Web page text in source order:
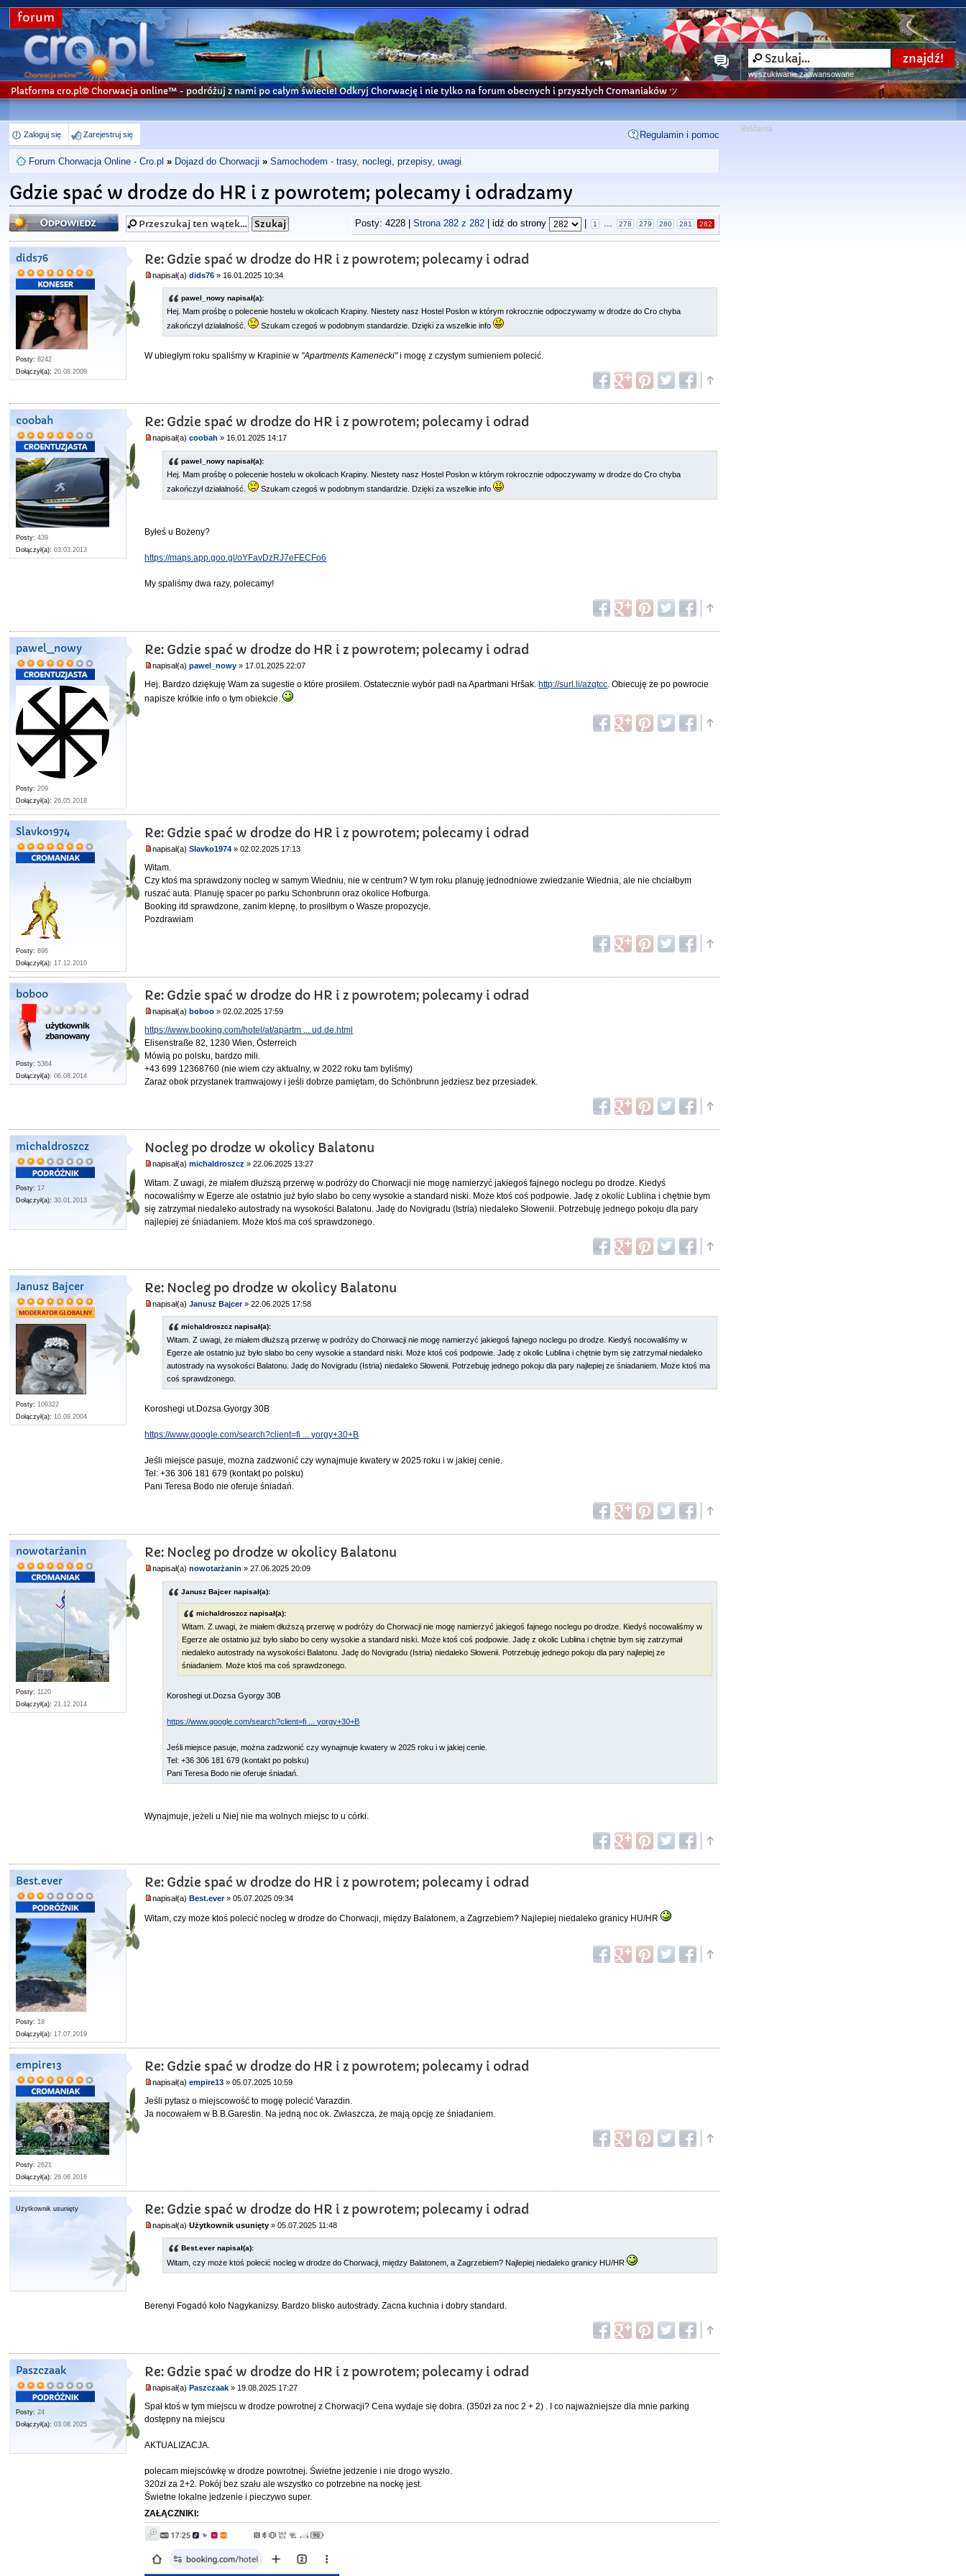
forum
wyszukiwanie zaawansowane
Platforma cro.pl© Chorwacja online™ - podróżuj z nami po całym świecie! Odkryj Chorwację i nie tylko na forum obecnych i przyszłych Cromaniaków ツ
Zaloguj się Zarejestruj się Regulamin i pomoc
Forum Chorwacja Online - Cro.pl » Dojazd do Chorwacji » Samochodem - trasy, noclegi, przepisy, uwagi
Gdzie spać w drodze do HR i z powrotem; polecamy i odradzamy
Odpowiedz Posty: 4228 | Strona 282z 282| idź do strony 1 ... 278 279 280 281 282
dids76
Posty: 8242
Dołączył(a): 20.08.2008
Re: Gdzie spać w drodze do HR i z powrotem; polecamy i odrad
napisał(a)dids76 » 16.01.2025 10:34
pawel_nowy napisał(a):
Hej. Mam prośbę o polecenie hostelu w okolicach Krapiny. Niestety nasz Hostel Poslon w którym rokrocznie odpoczywamy w drodze do Cro chyba
zakończył działalność.
Szukam czegoś w podobnym standardzie. Dzięki za wszelkie info
W ubiegłym roku spaliśmy w Krapinie w "Apartments Kamenecki"i mogę z czystym sumieniem polecić.
coobah
Posty: 439
Dołączył(a): 03.03.2013
Re: Gdzie spać w drodze do HR i z powrotem; polecamy i odrad
napisał(a)coobah » 16.01.2025 14:17
pawel_nowy napisał(a):
Hej. Mam prośbę o polecenie hostelu w okolicach Krapiny. Niestety nasz Hostel Poslon w którym rokrocznie odpoczywamy w drodze do Cro chyba
zakończył działalność.
Szukam czegoś w podobnym standardzie. Dzięki za wszelkie info
Byłeś u Bożeny?
https://maps.app.goo.gl/oYFavDzRJ7eFECFo6
My spaliśmy dwa razy, polecamy!
pawel_nowy
Posty: 209
Dołączył(a): 26.05.2018
Re: Gdzie spać w drodze do HR i z powrotem; polecamy i odrad
napisał(a)pawel_nowy » 17.01.2025 22:07
Hej. Bardzo dziękuję Wam za sugestie o które prosiłem. Ostatecznie wybór padł na Apartmani Hršak. http://surl.li/azqtcc. Obiecuję że po powrocie
napisze krótkie info o tym obiekcie.
Slavko1974
Posty: 896
Dołączył(a): 17.12.2010
Re: Gdzie spać w drodze do HR i z powrotem; polecamy i odrad
napisał(a)Slavko1974 » 02.02.2025 17:13
Witam.
Czy ktoś ma sprawdzony nocleg w samym Wiedniu, nie w centrum? W tym roku planuję jednodniowe zwiedzanie Wiednia, ale nie chciałbym
ruszać auta. Planuję spacer po parku Schonbrunn oraz okolice Hofburga.
Booking itd sprawdzone, zanim klepnę, to prosiłbym o Wasze propozycje.
Pozdrawiam
boboo
Posty: 5364
Dołączył(a): 06.08.2014
Re: Gdzie spać w drodze do HR i z powrotem; polecamy i odrad
napisał(a)boboo » 02.02.2025 17:59
https://www.booking.com/hotel/at/apartm ... ud.de.html
Elisenstraße 82, 1230 Wien, Österreich
Mówią po polsku, bardzo mili.
+43 699 12368760 (nie wiem czy aktualny, w 2022 roku tam byliśmy)
Zaraz obok przystanek tramwajowy i jeśli dobrze pamiętam, do Schönbrunn jedziesz bez przesiadek.
michaldroszcz
Posty: 17
Dołączył(a): 30.01.2013
Nocleg po drodze w okolicy Balatonu
napisał(a)michaldroszcz » 22.06.2025 13:27
Witam. Z uwagi, że miałem dłuższą przerwę w podróży do Chorwacji nie mogę namierzyć jakiegoś fajnego noclegu po drodze. Kiedyś
nocowaliśmy w Egerze ale ostatnio już było słabo bo ceny wysokie a standard niski. Może ktoś coś podpowie. Jadę z okolic Lublina i chętnie bym
się zatrzymał niedaleko autostrady na wysokości Balatonu. Jadę do Novigradu (Istria) niedaleko Słowenii. Potrzebuję jednego pokoju dla pary
najlepiej ze śniadaniem. Może ktoś ma coś sprawdzonego.
Janusz Bajcer
Posty: 109322
Dołączył(a): 10.09.2004
Re: Nocleg po drodze w okolicy Balatonu
napisał(a)Janusz Bajcer» 22.06.2025 17:58
michaldroszcz napisał(a):
Witam. Z uwagi, że miałem dłuższą przerwę w podróży do Chorwacji nie mogę namierzyć jakiegoś fajnego noclegu po drodze. Kiedyś nocowaliśmy w
Egerze ale ostatnio już było słabo bo ceny wysokie a standard niski. Może ktoś coś podpowie. Jadę z okolic Lublina i chętnie bym się zatrzymał niedaleko
autostrady na wysokości Balatonu. Jadę do Novigradu (Istria) niedaleko Słowenii. Potrzebuję jednego pokoju dla pary najlepiej ze śniadaniem. Może ktoś ma
coś sprawdzonego.
Koroshegi ut.Dozsa Gyorgy 30B
https://www.google.com/search?client=fi ... yorgy+30+B
Jeśli miejsce pasuje, można zadzwonić czy wynajmuje kwatery w 2025 roku i w jakiej cenie.
Tel: +36 306 181 679 (kontakt po polsku)
Pani Teresa Bodo nie oferuje śniadań.
nowotarżanin
Posty: 1120
Dołączył(a): 21.12.2014
Re: Nocleg po drodze w okolicy Balatonu
napisał(a)nowotarżanin » 27.06.2025 20:09
Janusz Bajcer napisał(a):
michaldroszcz napisał(a):
Witam. Z uwagi, że miałem dłuższą przerwę w podróży do Chorwacji nie mogę namierzyć jakiegoś fajnego noclegu po drodze. Kiedyś nocowaliśmy w
Egerze ale ostatnio już było słabo bo ceny wysokie a standard niski. Może ktoś coś podpowie. Jadę z okolic Lublina i chętnie bym się zatrzymał
niedaleko autostrady na wysokości Balatonu. Jadę do Novigradu (Istria) niedaleko Słowenii. Potrzebuję jednego pokoju dla pary najlepiej ze
śniadaniem. Może ktoś ma coś sprawdzonego.
Koroshegi ut.Dozsa Gyorgy 30B
https://www.google.com/search?client=fi ... yorgy+30+B
Jeśli miejsce pasuje, można zadzwonić czy wynajmuje kwatery w 2025 roku i w jakiej cenie.
Tel: +36 306 181 679 (kontakt po polsku)
Pani Teresa Bodo nie oferuje śniadań.
Wynajmuje, jeżeli u Niej nie ma wolnych miejsc to u córki.
Best.ever
Posty: 18
Dołączył(a): 17.07.2019
Re: Gdzie spać w drodze do HR i z powrotem; polecamy i odrad
napisał(a)Best.ever» 05.07.2025 09:34
Witam, czy może ktoś polecić nocleg w drodze do Chorwacji, między Balatonem, a Zagrzebiem? Najlepiej niedaleko granicy HU/HR
empire13
Posty: 2621
Dołączył(a): 26.06.2016
Re: Gdzie spać w drodze do HR i z powrotem; polecamy i odrad
napisał(a)empire13 » 05.07.2025 10:59
Jeśli pytasz o miejscowość to mogę polecić Varazdin.
Ja nocowałem w B.B.Garestin. Na jedną noc ok. Zwłaszcza, że mają opcję ze śniadaniem.
Użytkownik usunięty Re: Gdzie spać w drodze do HR i z powrotem; polecamy i odrad
napisał(a)Użytkownik usunięty » 05.07.2025 11:48
Best.ever napisał(a):
Witam, czy może ktoś polecić nocleg w drodze do Chorwacji, między Balatonem, a Zagrzebiem? Najlepiej niedaleko granicy HU/HR
Berenyi Fogadó koło Nagykanizsy. Bardzo blisko autostrady. Zacna kuchnia i dobry standard.
Paszczaak
Posty: 24
Dołączył(a): 03.08.2025
Re: Gdzie spać w drodze do HR i z powrotem; polecamy i odrad
napisał(a)Paszczaak » 19.08.2025 17:27
Spał ktoś w tym miejscu w drodze powrotnej z Chorwacji? Cena wydaje się dobra. (350zł za noc 2 + 2) . I co najważniejsze dla mnie parking
dostępny na miejscu
AKTUALIZACJA.
polecam miejscówkę w drodze powrotnej. Świetne jedzenie i nie drogo wyszło.
320zł za 2+2. Pokój bez szału ale wszystko co potrzebne na nockę jest.
Świetne lokalne jedzenie i pieczywo super.
ZAŁĄCZNIKI: